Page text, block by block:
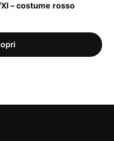
– costume rosso